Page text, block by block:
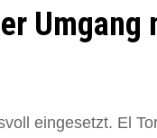
Umgang
eingesetzt. El